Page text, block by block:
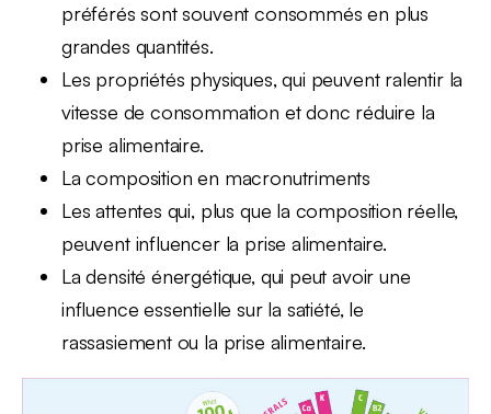
préférés sont souvent consommés en plus
grandes quantités.
Les propriétés physiques, qui peuvent ralentir la
vitesse de consommation et donc réduire la
prise alimentaire.
La composition en macronutriments
Les attentes qui, plus que la composition réelle,
peuvent influencer la prise alimentaire.
La densité énergétique, qui peut avoir une
influence essentielle sur la satiété, le
rassasiement ou la prise alimentaire.